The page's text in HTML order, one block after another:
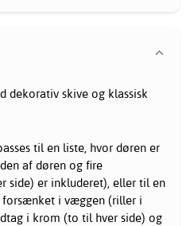
dekorativ skive og klassisk
til en liste, hvor døren er
af døren og fire
side) er inkluderet), eller til en
forsænket i væggen (riller i
i krom (to til hver side) og